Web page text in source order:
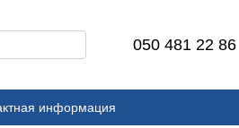
050 481 22 86
информация